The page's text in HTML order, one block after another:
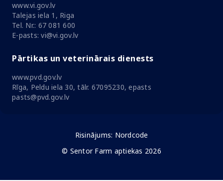
www.vi.gov.lv
Talejas iela 1, Riga
Tel. Nr.: 67 081 600
E-pasts: vi@vi.gov.lv
Pārtikas un veterinārais dienests
www.pvd.gov.lv
Rīga, Peldu iela 30, tālr. 67095230, epasts
pasts@pvd.gov.lv
Risinājums: Nordcode
© Sentor Farm aptiekas 2026